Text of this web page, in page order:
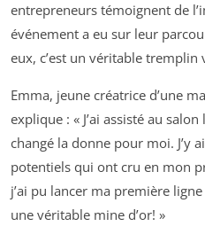
entrepreneurs témoignent de
événement a eu sur leur
eux, c’est un véritable tremplin
Emma, jeune créatrice d’une
explique : « J’ai assisté au
changé la donne pour moi. J’y
potentiels qui ont cru en mon
j’ai pu lancer ma première
une véritable mine d’or! »